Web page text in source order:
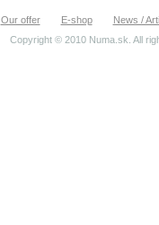
Our offer E-shop News /
Copyright © 2010 Numa.sk. All